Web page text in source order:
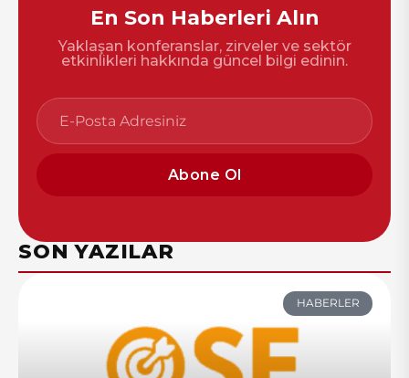
En Son Haberleri Alın
Yaklaşan konferanslar, zirveler ve sektör
etkinlikleri hakkında güncel bilgi edinin.
Abone Ol
SON YAZILAR
HABERLER